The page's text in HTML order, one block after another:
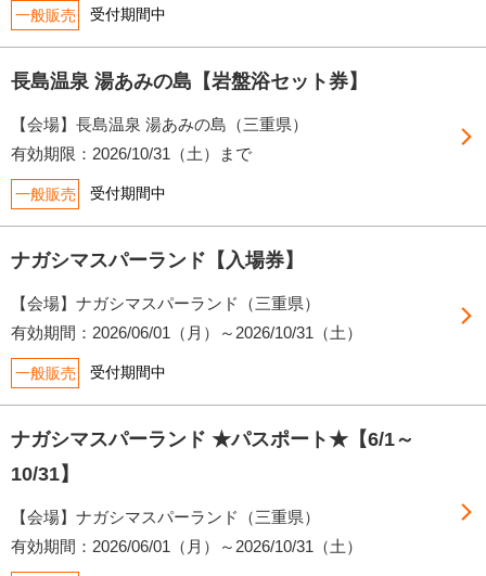
一般販売 受付期間中
長島温泉 湯あみの島【岩盤浴セット券】
【会場】長島温泉 湯あみの島（三重県）
有効期限：2026/10/31（土）まで
一般販売 受付期間中
ナガシマスパーランド【入場券】
【会場】ナガシマスパーランド（三重県）
有効期間：2026/06/01（月）～2026/10/31（土）
一般販売 受付期間中
ナガシマスパーランド ★パスポート★【6/1～
10/31】
【会場】ナガシマスパーランド（三重県）
有効期間：2026/06/01（月）～2026/10/31（土）